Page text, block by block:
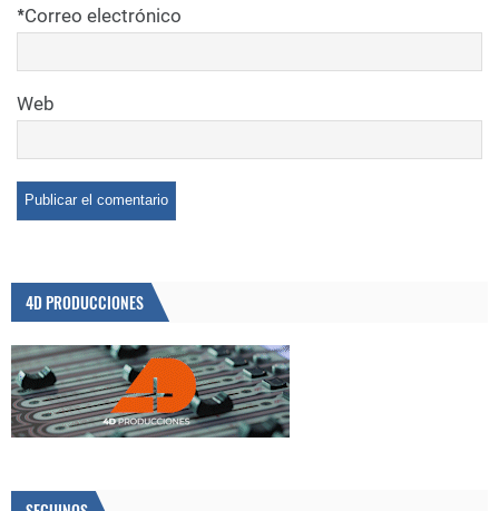
Correo electrónico
*
Web
4D PRODUCCIONES